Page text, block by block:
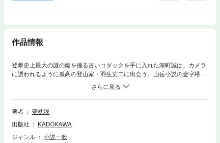
作品情報
登攀史上最大の謎の鍵を握る古いコダックを手に入れた深町誠は、カメラ
に誘われるように孤高の登山家・羽生丈二に出会う。山岳小説の金字塔
に、関連本を加えた豪華合本版。特典として著者の撮り下ろし写真を収
録！※本電子書籍は、角川文庫「神々の山嶺 上」、「神々の山嶺
下」、「ヒマラヤ漂流 『神々の山嶺』へ」、角川書店単行本「作家の履
歴書 ２１人の人気作家が語るプロになるための方法」より夢枕 獏の章を
ナル合本版です。
著者
夢枕獏
出版社
KADOKAWA
ジャンル
小説一般